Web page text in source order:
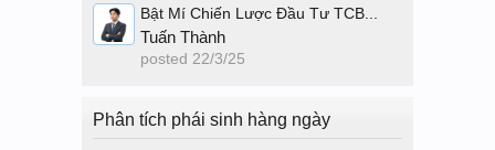
Bật Mí Chiến Lược Đầu Tư TCB...
Tuấn Thành
posted 22/3/25
Phân tích phái sinh hàng ngày